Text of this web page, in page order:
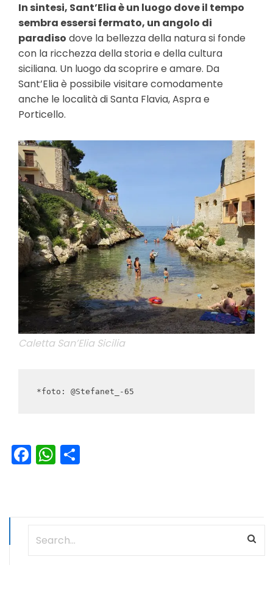
In sintesi, Sant’Elia è un luogo dove il tempo
sembra essersi fermato, un angolo di
paradiso dove la bellezza della natura si fonde
con la ricchezza della storia e della cultura
siciliana. Un luogo da scoprire e amare. Da
Sant’Elia è possibile visitare comodamente
anche le località di Santa Flavia, Aspra e
Porticello.
Caletta San’Elia Sicilia
*foto: @Stefanet_-65
Facebook
WhatsApp